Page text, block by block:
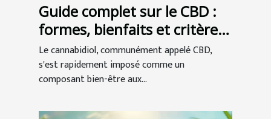
Guide complet sur le CBD :
formes, bienfaits et critères
de choix
Le cannabidiol, communément appelé CBD,
s'est rapidement imposé comme un
composant bien-être aux...